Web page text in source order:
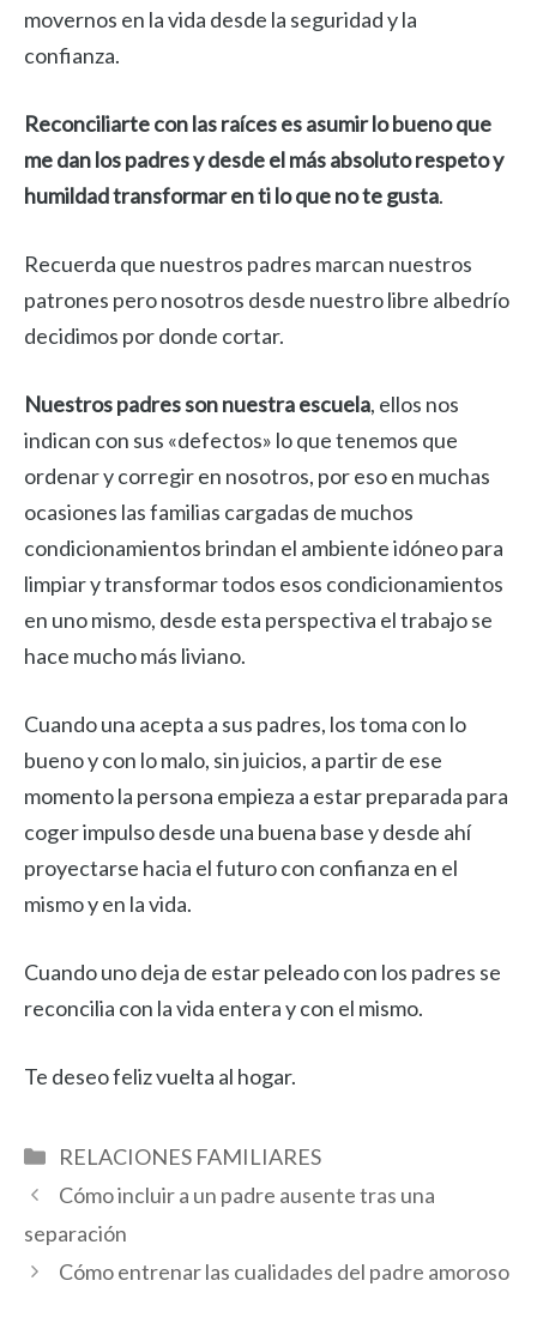
movernos en la vida desde la seguridad y la
confianza.
Reconciliarte con las raíces es asumir lo bueno que
me dan los padres y desde el más absoluto respeto y
humildad transformar en ti lo que no te gusta.
Recuerda que nuestros padres marcan nuestros
patrones pero nosotros desde nuestro libre albedrío
decidimos por donde cortar.
Nuestros padres son nuestra escuela, ellos nos
indican con sus «defectos» lo que tenemos que
ordenar y corregir en nosotros, por eso en muchas
ocasiones las familias cargadas de muchos
condicionamientos brindan el ambiente idóneo para
limpiar y transformar todos esos condicionamientos
en uno mismo, desde esta perspectiva el trabajo se
hace mucho más liviano.
Cuando una acepta a sus padres, los toma con lo
bueno y con lo malo, sin juicios, a partir de ese
momento la persona empieza a estar preparada para
coger impulso desde una buena base y desde ahí
proyectarse hacia el futuro con confianza en el
mismo y en la vida.
Cuando uno deja de estar peleado con los padres se
reconcilia con la vida entera y con el mismo.
Te deseo feliz vuelta al hogar.
Categorías
RELACIONES FAMILIARES
Cómo incluir a un padre ausente tras una
separación
Cómo entrenar las cualidades del padre amoroso